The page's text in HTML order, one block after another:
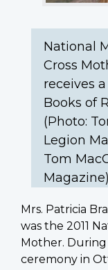
Books
MacGregor,
Legion
Magazine)
(Photo:
Tom
Legion
Magazine)
National
Cross
receives
Books of
(Photo:
Legion
Tom
Magazine)
Mrs. Patricia
was the 2011
Mother.
ceremony in